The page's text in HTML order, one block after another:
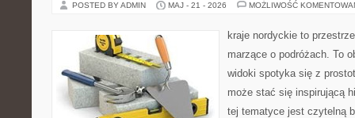
POSTED BY ADMIN MAJ - 21 - 2026 MOŻLIWOŚĆ
kraje nordyckie to
marzące o podróżach. To
widoki spotyka się z
może stać się inspirującą
tej tematyce jest czytelną